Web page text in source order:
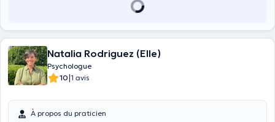
psychothérapie à L'Université Catholique de Louvain en juin 2012.
confiance en soi, Mauvaise estime de soi, Manque d'affirmation de
soi, Mauvaise gestion des émotions, Burnout parental,
Problématique de l'abus sexuel, Difficultés professionnelles,
Difficultés scolaires
Natalia Rodriguez (Elle)
Psychologue
10|1 avis
À propos du praticien